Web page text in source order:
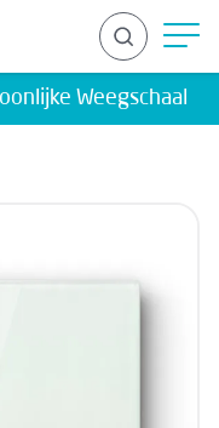
Weegschaal